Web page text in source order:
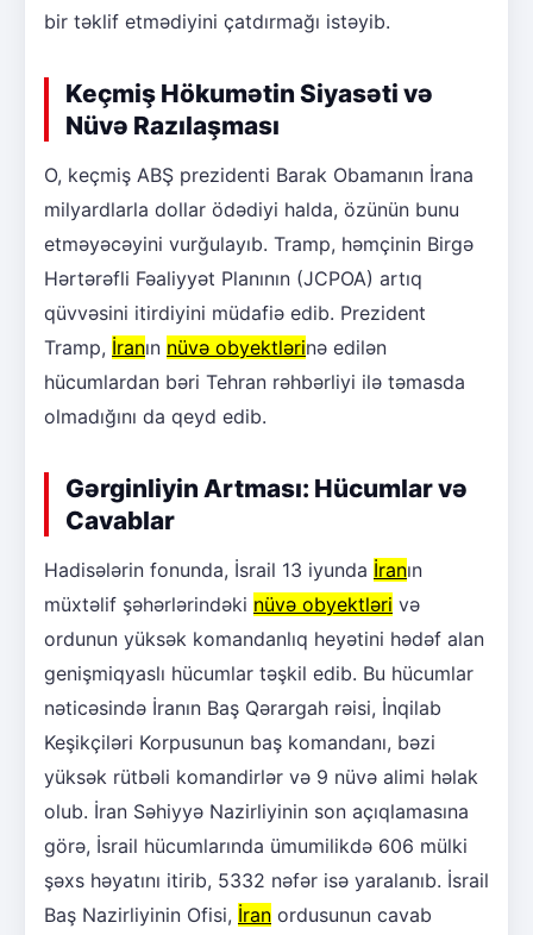
bir təklif etmədiyini çatdırmağı istəyib.
Keçmiş Hökumətin Siyasəti və
Nüvə Razılaşması
O, keçmiş ABŞ prezidenti Barak Obamanın İrana
milyardlarla dollar ödədiyi halda, özünün bunu
etməyəcəyini vurğulayıb. Tramp, həmçinin Birgə
Hərtərəfli Fəaliyyət Planının (JCPOA) artıq
qüvvəsini itirdiyini müdafiə edib. Prezident
Tramp, İranın nüvə obyektlərinə edilən
hücumlardan bəri Tehran rəhbərliyi ilə təmasda
olmadığını da qeyd edib.
Gərginliyin Artması: Hücumlar və
Cavablar
Hadisələrin fonunda, İsrail 13 iyunda İranın
müxtəlif şəhərlərindəki nüvə obyektləri və
ordunun yüksək komandanlıq heyətini hədəf alan
genişmiqyaslı hücumlar təşkil edib. Bu hücumlar
nəticəsində İranın Baş Qərargah rəisi, İnqilab
Keşikçiləri Korpusunun baş komandanı, bəzi
yüksək rütbəli komandirlər və 9 nüvə alimi həlak
olub. İran Səhiyyə Nazirliyinin son açıqlamasına
görə, İsrail hücumlarında ümumilikdə 606 mülki
şəxs həyatını itirib, 5332 nəfər isə yaralanıb. İsrail
Baş Nazirliyinin Ofisi, İran ordusunun cavab